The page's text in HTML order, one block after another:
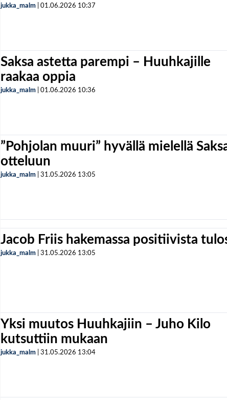
jukka_malm 01.06.2026 10:37
Saksa astetta parempi – Huuhkajille
raakaa oppia
jukka_malm 01.06.2026 10:36
”Pohjolan muuri” hyvällä mielellä
otteluun
jukka_malm 31.05.2026 13:05
Jacob Friis hakemassa positiivista
jukka_malm 31.05.2026 13:05
Yksi muutos Huuhkajiin – Juho Kilo
kutsuttiin mukaan
jukka_malm 31.05.2026 13:04